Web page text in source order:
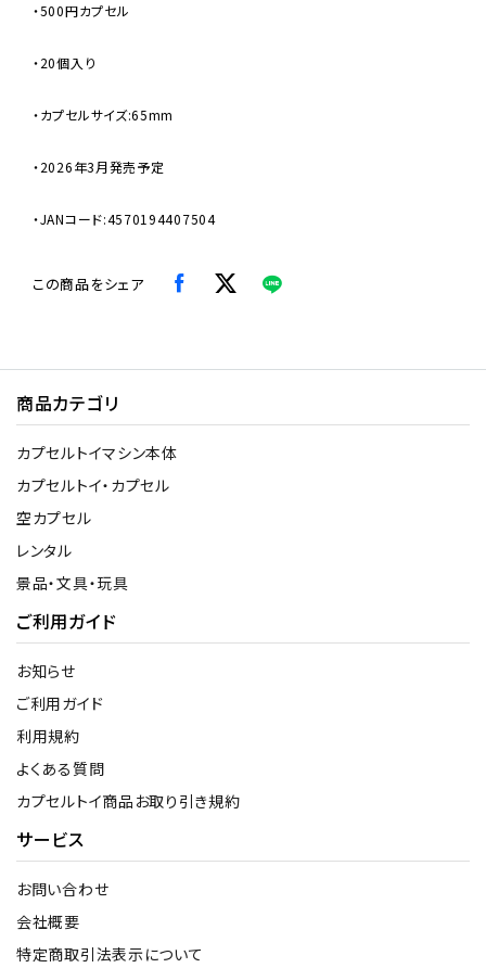
・500円カプセル
・20個入り
・カプセルサイズ:65mm
・2026年3月発売予定
・JANコード:4570194407504
この商品をシェア
商品カテゴリ
カプセルトイマシン本体
カプセルトイ・カプセル
空カプセル
レンタル
景品・文具・玩具
ご利用ガイド
お知らせ
ご利用ガイド
利用規約
よくある質問
カプセルトイ商品お取り引き規約
サービス
お問い合わせ
会社概要
特定商取引法表示について